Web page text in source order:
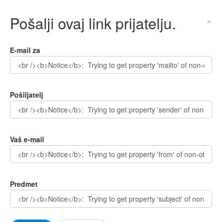
Pošalji ovaj link prijatelju. ×
E-mail za
Pošiljatelj
Vaš e-mail
Predmet